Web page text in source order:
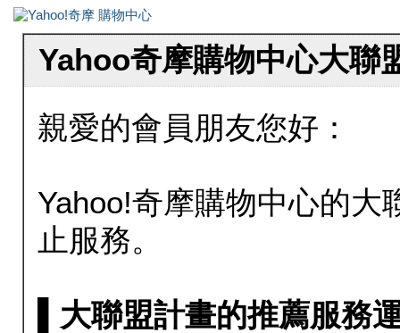
Yahoo奇摩購物中心大聯
親愛的會員朋友您好：
Yahoo!奇摩購物中心的大
止服務。
▌大聯盟計畫的推薦服務